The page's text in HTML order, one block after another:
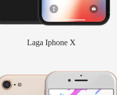
Laga Iphone X